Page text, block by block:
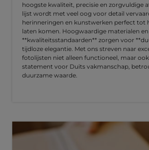
hoogste kwaliteit, precisie en zorgvuldige
lijst wordt met veel oog voor detail
herinneringen en kunstwerken perfect tot
laten komen. Hoogwaardige materialen
**kwaliteitsstandaarden** zorgen voor
tijdloze elegantie. Met ons streven naar
fotolijsten niet alleen functioneel, maar
statement voor Duits vakmanschap,
duurzame waarde.